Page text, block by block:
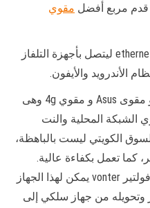
مقوي
كما يحتوي هذا الجهاز على مخرج ethernet ليتصل بأجهزة التلفاز
الأندرويد والأيفون.
سرعة مقوي اتصال D.Link و مقوى Asus و مقوي 4g وهى
الشبكة المحلية والنت
الكويتي ليست بالباهظة،
كما تعمل بكفاءة عالية.
جهاز مقوي شبكه سيرفس فولتير vonter يمكن لهذا الجهاز
وتحويله من جهاز سلكي إلى